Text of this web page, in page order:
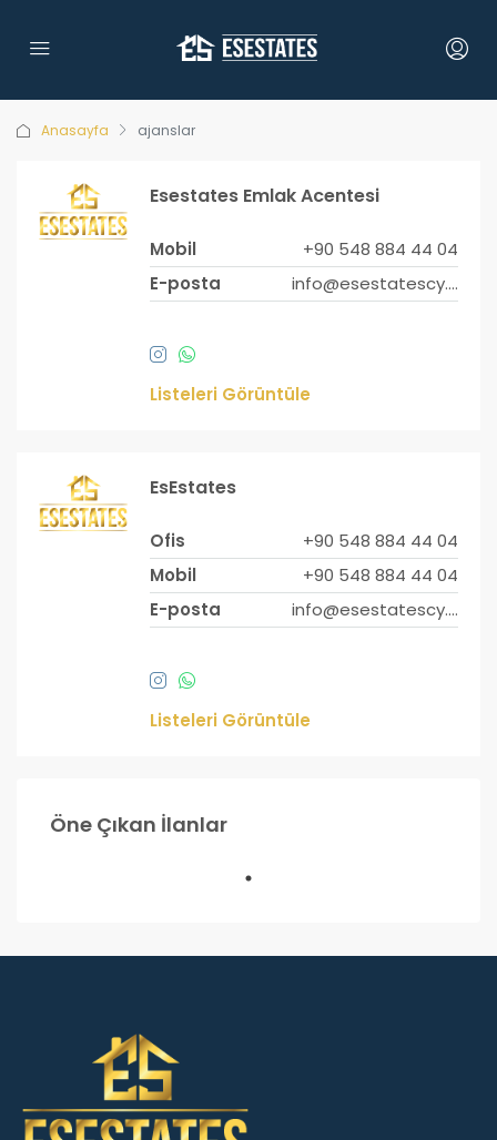
Anasayfa ajanslar
Esestates Emlak Acentesi
Mobil
+90 548 884 44 04
E-posta
info@esestatescy.com
Listeleri Görüntüle
EsEstates
Ofis
+90 548 884 44 04
Mobil
+90 548 884 44 04
E-posta
info@esestatescy.com
Listeleri Görüntüle
Öne Çıkan İlanlar
£200,000
Lefkoşa